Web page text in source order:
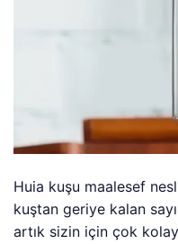
Huia kuşu maalesef
kuştan geriye kalan
artık sizin için çok